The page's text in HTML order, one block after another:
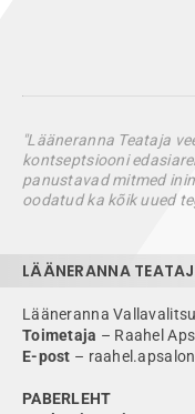
"Lääneranna Teataja
kontseptsiooni
panustavad mitmed
oodatud ka kõik uued
LÄÄNERANNA
Lääneranna
Toimetaja – Raahel
E-post –
PABERLEHT